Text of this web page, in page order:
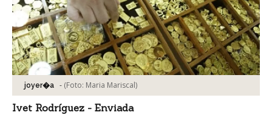
joyer�a - (Foto: Maria Mariscal)
Ivet Rodríguez - Enviada